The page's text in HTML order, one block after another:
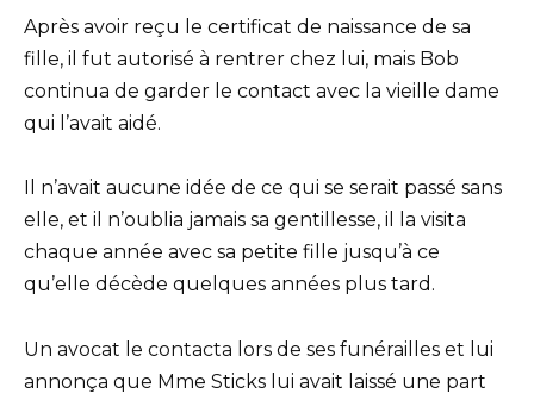
Après avoir reçu le certificat de naissance de sa
fille, il fut autorisé à rentrer chez lui, mais Bob
continua de garder le contact avec la vieille dame
qui l’avait aidé.
Il n’avait aucune idée de ce qui se serait passé sans
elle, et il n’oublia jamais sa gentillesse, il la visita
chaque année avec sa petite fille jusqu’à ce
qu’elle décède quelques années plus tard.
Un avocat le contacta lors de ses funérailles et lui
annonça que Mme Sticks lui avait laissé une part